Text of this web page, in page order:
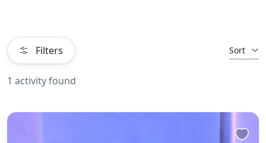
Filters Sort
1 activity found